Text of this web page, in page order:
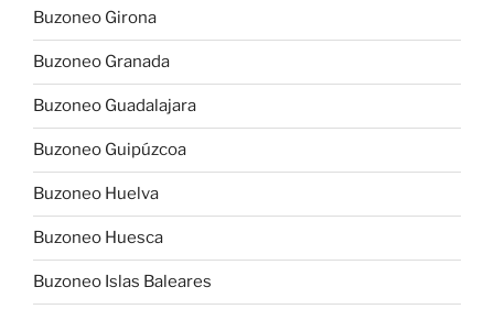
Buzoneo Girona
Buzoneo Granada
Buzoneo Guadalajara
Buzoneo Guipúzcoa
Buzoneo Huelva
Buzoneo Huesca
Buzoneo Islas Baleares